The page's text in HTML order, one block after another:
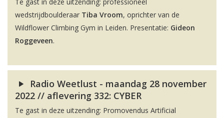
Te gast in deze uitzending: professioneel
wedstrijdboulderaar Tiba Vroom, oprichter van de
Wildflower Climbing Gym in Leiden. Presentatie: Gideon
Roggeveen.
Radio Weetlust - maandag 28 november
2022 // aflevering 332: CYBER
Te gast in deze uitzending: Promovendus Artificial